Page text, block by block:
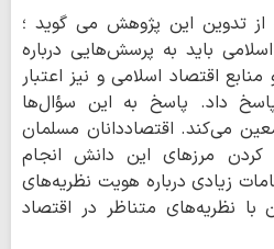
تدوین این پژوهش می گوید ؛
باید به پرسش‌هایی درباره
اقتصاد اسلامی و نیز اعتبار
داد. پاسخ به این سؤال‌ها
می‌کند. اقتصاددانان مسلمان
مرزهای این دانش انجام
زیادی درباره هویت نظریه‌های
با نظریه‌های متناظر در اقتصاد